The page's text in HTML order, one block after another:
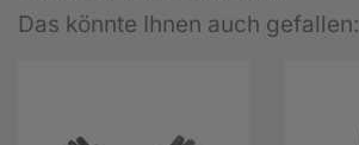
Das könnte Ihnen auch gefallen: